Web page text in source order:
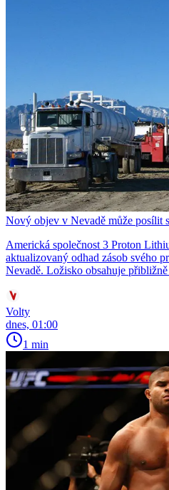
Nový objev v Nevadě může posílit
Americká společnost 3 Proton
aktualizovaný odhad zásob svého
Nevadě. Ložisko obsahuje
Volty
dnes, 01:00
1 min